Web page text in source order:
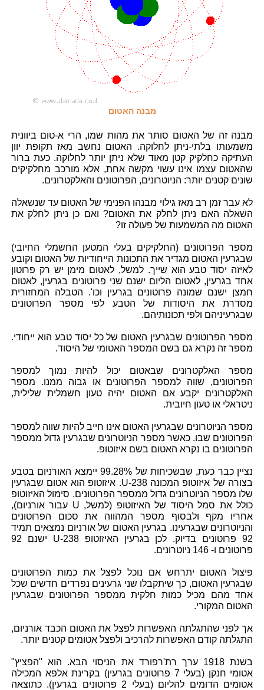
מבנה האטום
מבנה זה של האטום סותר את מהות שמו, הרי א-טום ביוונית
משמעותו בלתי-ניתן לחלוקה. האטום נחשב מאז תקופת יוון
העתיקה כחלקיק קטן מאוד שלא ניתן יותר לחלוקה. כעת ברור
שהאטום עצמו אינו עשוי מקשה אחת, אלא מורכב מחלקיקים
שונים קטנים יותר: הניוטרונים, הפרוטונים והאלקטרונים.
לא עבר זמן רב מאז גילוי מבנהו הפנימי של האטום עד שנשאלה
השאלה האם ניתן לחלק את האטום? ואם כן ניתן לחלק את
האטום מה המשמעות של פעולה זו?
מספר הפרוטונים (החלקיקים בעלי המטען החשמלי החיובי)
שבגרעין האטום מגדיר את התכונות הייחודיות של האטום וקובע
לאיזה יסוד טבע הוא שייך. למשל, לאטום מימן יש רק פרוטון
אחד בגרעין, לאטום הליום ישנם שני פרוטונים בגרעין, לאטום
חמצן ישנם שמונה פרוטונים בגרעין וכו'. הטבלה המחזורית
מסדרת את היסודות של הטבע לפי מספר הפרוטונים
שבגרעיניהם ולפי תכונותיהם.
מספר הפרוטונים שבגרעין האטום של כל יסוד טבע הוא ייחודי.
מספר זה נקרא גם בשם המספר האטומי של היסוד.
מספר האלקטרונים שבאטום יכול להיות נמוך למספר
הפרוטונים, שווה למספר הפרוטונים או גבוה ממנו. מספר
האלקטרונים יקבע אם האטום יהיה טעון חשמלית שלילית,
ניטראלי או טעון חיובית.
מספר הניוטרונים שבגרעין האטום אינו חייב להיות שווה למספר
הפרוטונים שבו. כאשר מספר הניוטרונים שבגרעין גדול ממספר
הפרוטונים בו נקרא האטום בשם איזוטופ.
נציין כבר כעת, שבשכיחות של 99.28% יימצא האורניום בטבע
בצורה של איזוטופ המכונה U-238. איזוטופ הוא אטום שבגרעין
שלו מספר הניוטרונים גדול ממספר הפרוטונים. סימול האיזוטופ
כולל את סמל היסוד של האיזוטופ (למשל, U עבור אורניום),
אחריו מקף ולבסוף מספר המהווה את סכום הפרוטונים
והניוטרונים שבגרעינו. בגרעין האטום של אורניום נמצאים תמיד
92 פרוטונים בדיוק. לכן בגרעין האיזוטופ U-238 ישנם 92
פרוטונים ו- 146 ניוטרונים.
פיצול האטום יתרחש אם נוכל לפצל את כמות הפרוטונים
שבגרעין האטום, כך שיתקבלו שני גרעינים נפרדים חדשים שכל
אחד מהם מכיל כמות חלקית ממספר הפרוטונים שבגרעין
האטום המקורי.
אך לפני שהתגלתה האפשרות לפצל את האטום הכבד אורניום,
התגלתה קודם האפשרות להרכיב ולפצל אטומים קטנים יותר.
בשנת 1918 ערך רת'רפורד את הניסוי הבא. הוא "הפציץ"
אטומי חנקן (בעלי 7 פרוטונים בגרעין) בקרינת אלפא המכילה
אטומים הדומים להליום (בעלי 2 פרוטונים בגרעין). כתוצאה